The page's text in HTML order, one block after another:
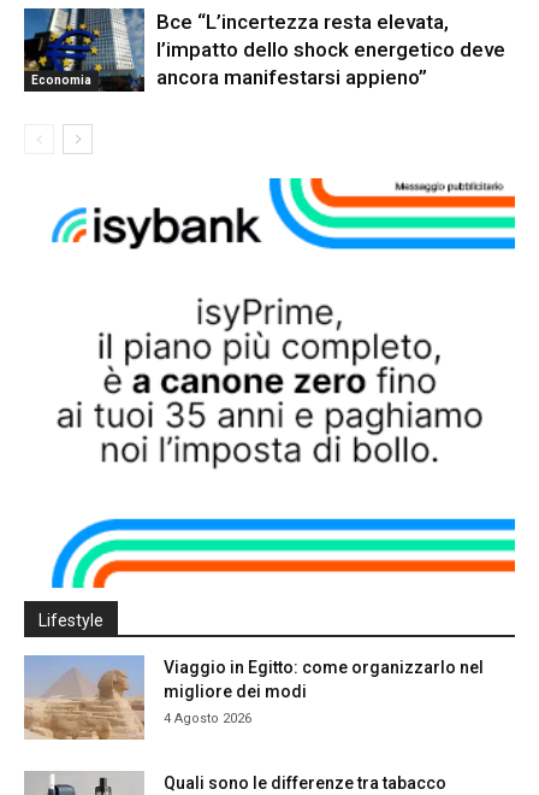
Economia
Bce “L’incertezza resta elevata,
l’impatto dello shock energetico deve
ancora manifestarsi appieno”
Lifestyle
Viaggio in Egitto: come organizzarlo nel
migliore dei modi
4 Agosto 2026
Quali sono le differenze tra tabacco